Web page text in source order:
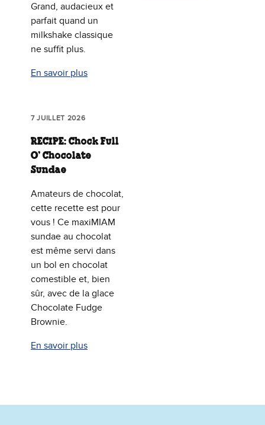
Grand, audacieux et
parfait quand un
milkshake classique
ne suffit plus.
En savoir plus
7 JUILLET 2026
RECIPE: Chock Full
O’ Chocolate
Sundae
Amateurs de chocolat,
cette recette est pour
vous ! Ce maxiMIAM
sundae au chocolat
est même servi dans
un bol en chocolat
comestible et, bien
sûr, avec de la glace
Chocolate Fudge
Brownie.
En savoir plus